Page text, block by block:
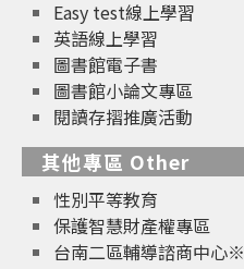
Easy test線上學習
英語線上學習
圖書館電子書
圖書館小論文專區
閱讀存摺推廣活動
其他專區 Other
性別平等教育
保護智慧財產權專區
台南二區輔導諮商中心※